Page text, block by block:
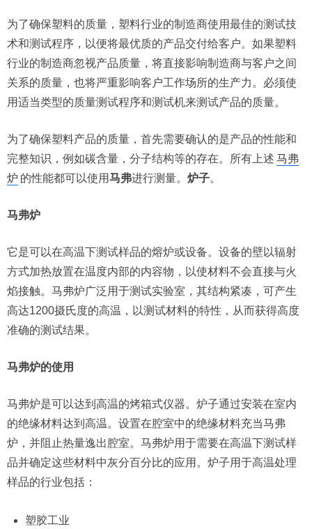
为了确保塑料的质量，塑料行业的制造商使用最佳的测试技
术和测试程序，以便将最优质的产品交付给客户。如果塑料
行业的制造商忽视产品质量，将直接影响制造商与客户之间
关系的质量，也将严重影响客户工作场所的生产力。必须使
用适当类型的质量测试程序和测试机来测试产品的质量。
为了确保塑料产品的质量，首先需要确认的是产品的性能和
完整知识，例如碳含量，分子结构等的存在。所有上述 马弗
炉 的性能都可以使用马弗进行测量。 炉子。
马弗炉
它是可以在高温下测试样品的熔炉或设备。设备的壁以辐射
方式加热放置在温度内部的内容物，以使材料不会直接与火
焰接触。马弗炉广泛用于测试实验室，其结构紧凑，可产生
高达1200摄氏度的高温，以测试材料的特性，从而获得高度
准确的测试结果。
马弗炉的使用
马弗炉是可以达到高温的烤箱式仪器。炉子通过安装在室内
的绝缘材料达到高温。设置在腔室中的绝缘材料充当马弗
炉，并阻止热量逸出腔室。马弗炉用于需要在高温下测试样
品并确定这些材料中灰分百分比的应用。炉子用于高温处理
样品的行业包括：
塑胶工业